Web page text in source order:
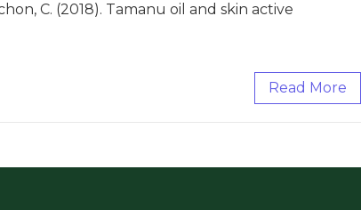
C. (2018). Tamanu oil and skin active
Read More